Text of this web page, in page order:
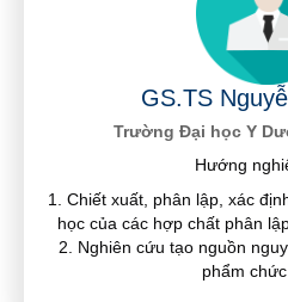
GS.TS
Trường Đại học Y
Hướng
1. Chiết xuất, phân lập, xác
học của các hợp chất phân
2. Nghiên cứu tạo nguồn
phẩm chức